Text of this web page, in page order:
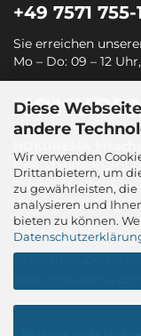
Diese
andere
Wir verwenden
Drittanbietern, um
zu gewährleisten,
analysieren und
bieten zu können.
+49 7571 755-
Sie erreichen
Mo – Do: 09 – 12
Graf-Stauffenberg-
Binger Straße 28 |
72488 Sigmaringen
Tel.: +49 7571 755-0
sitec@hokubema-